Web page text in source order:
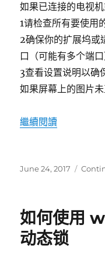
如果已连接的电视
1请检查所有要使用
2确保你的扩展坞
口（可能有多个端口
3查看设置说明以确
如果屏幕上的图片未
繼續閱讀“如何连接
發
June 24, 2017
標
如何使用
动态锁